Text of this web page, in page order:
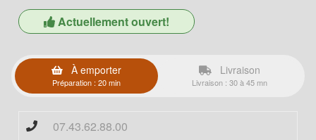
Actuellement ouvert!
À emporter
Préparation : 20 min
Livraison
Livraison : 30 à 45 mn
07.43.62.88.00